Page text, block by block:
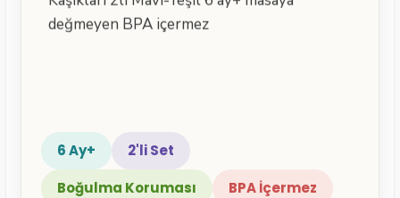
6 Ay+
2'li Set
Boğulma Koruması
BPA İçermez